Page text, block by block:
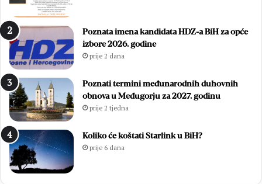
Poznata imena kandidata HDZ-a BiH za opće
izbore 2026. godine
prije 2 dana
Poznati termini međunarodnih duhovnih
obnova u Međugorju za 2027. godinu
prije 2 tjedna
Koliko će koštati Starlink u BiH?
prije 6 dana